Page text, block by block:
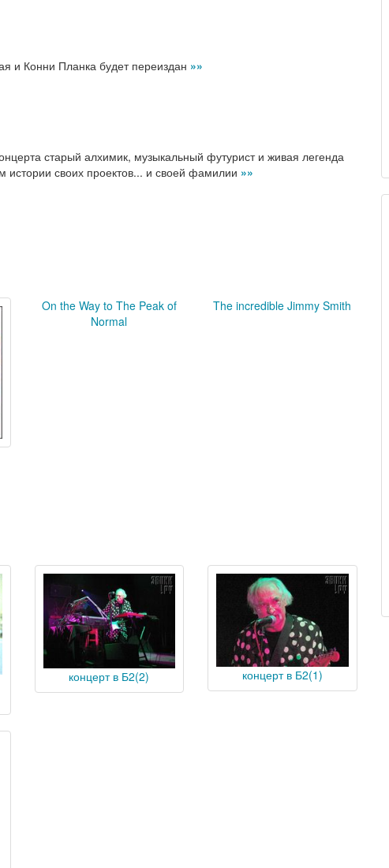
и Конни Планка будет переиздан »»
старый алхимик, музыкальный футурист и живая легенда
истории своих проектов... и своей фамилии »»
On the Way to The Peak of
Normal
The incredible Jimmy Smith
концерт в Б2(2) концерт в Б2(1)